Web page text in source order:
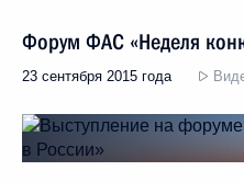
Форум ФАС «Неделя
23 сентября 2015 года